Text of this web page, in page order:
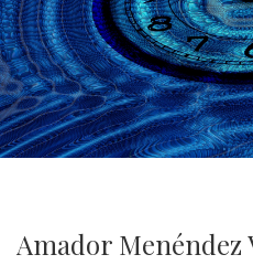
Amador Menéndez